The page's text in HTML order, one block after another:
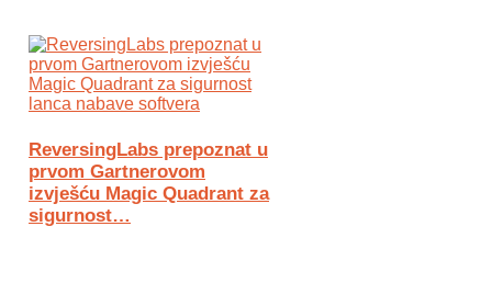
ReversingLabs prepoznat u
prvom Gartnerovom
izvješću Magic Quadrant za
sigurnost…